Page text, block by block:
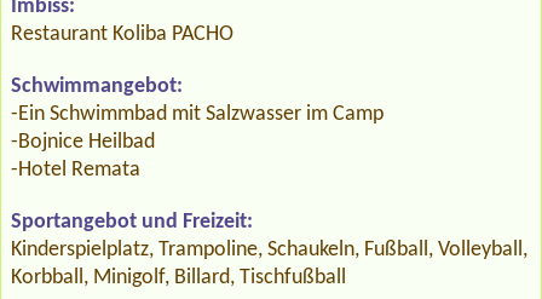
Imbiss:
Restaurant Koliba PACHO
Schwimmangebot:
-Ein Schwimmbad mit Salzwasser im Camp
-Bojnice Heilbad
-Hotel Remata
Sportangebot und Freizeit:
Kinderspielplatz, Trampoline, Schaukeln, Fußball, Volleyball,
Korbball, Minigolf, Billard, Tischfußball